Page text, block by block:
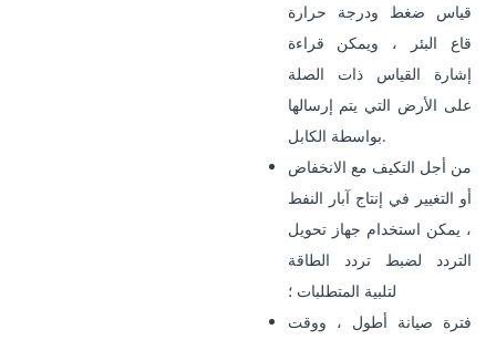
قياس ضغط ودرجة حرارة
قاع البئر ، ويمكن قراءة
إشارة القياس ذات الصلة
على الأرض التي يتم إرسالها
بواسطة الكابل.
من أجل التكيف مع الانخفاض
أو التغيير في إنتاج آبار النفط
، يمكن استخدام جهاز تحويل
التردد لضبط تردد الطاقة
لتلبية المتطلبات ؛
فترة صيانة أطول ، ووقت